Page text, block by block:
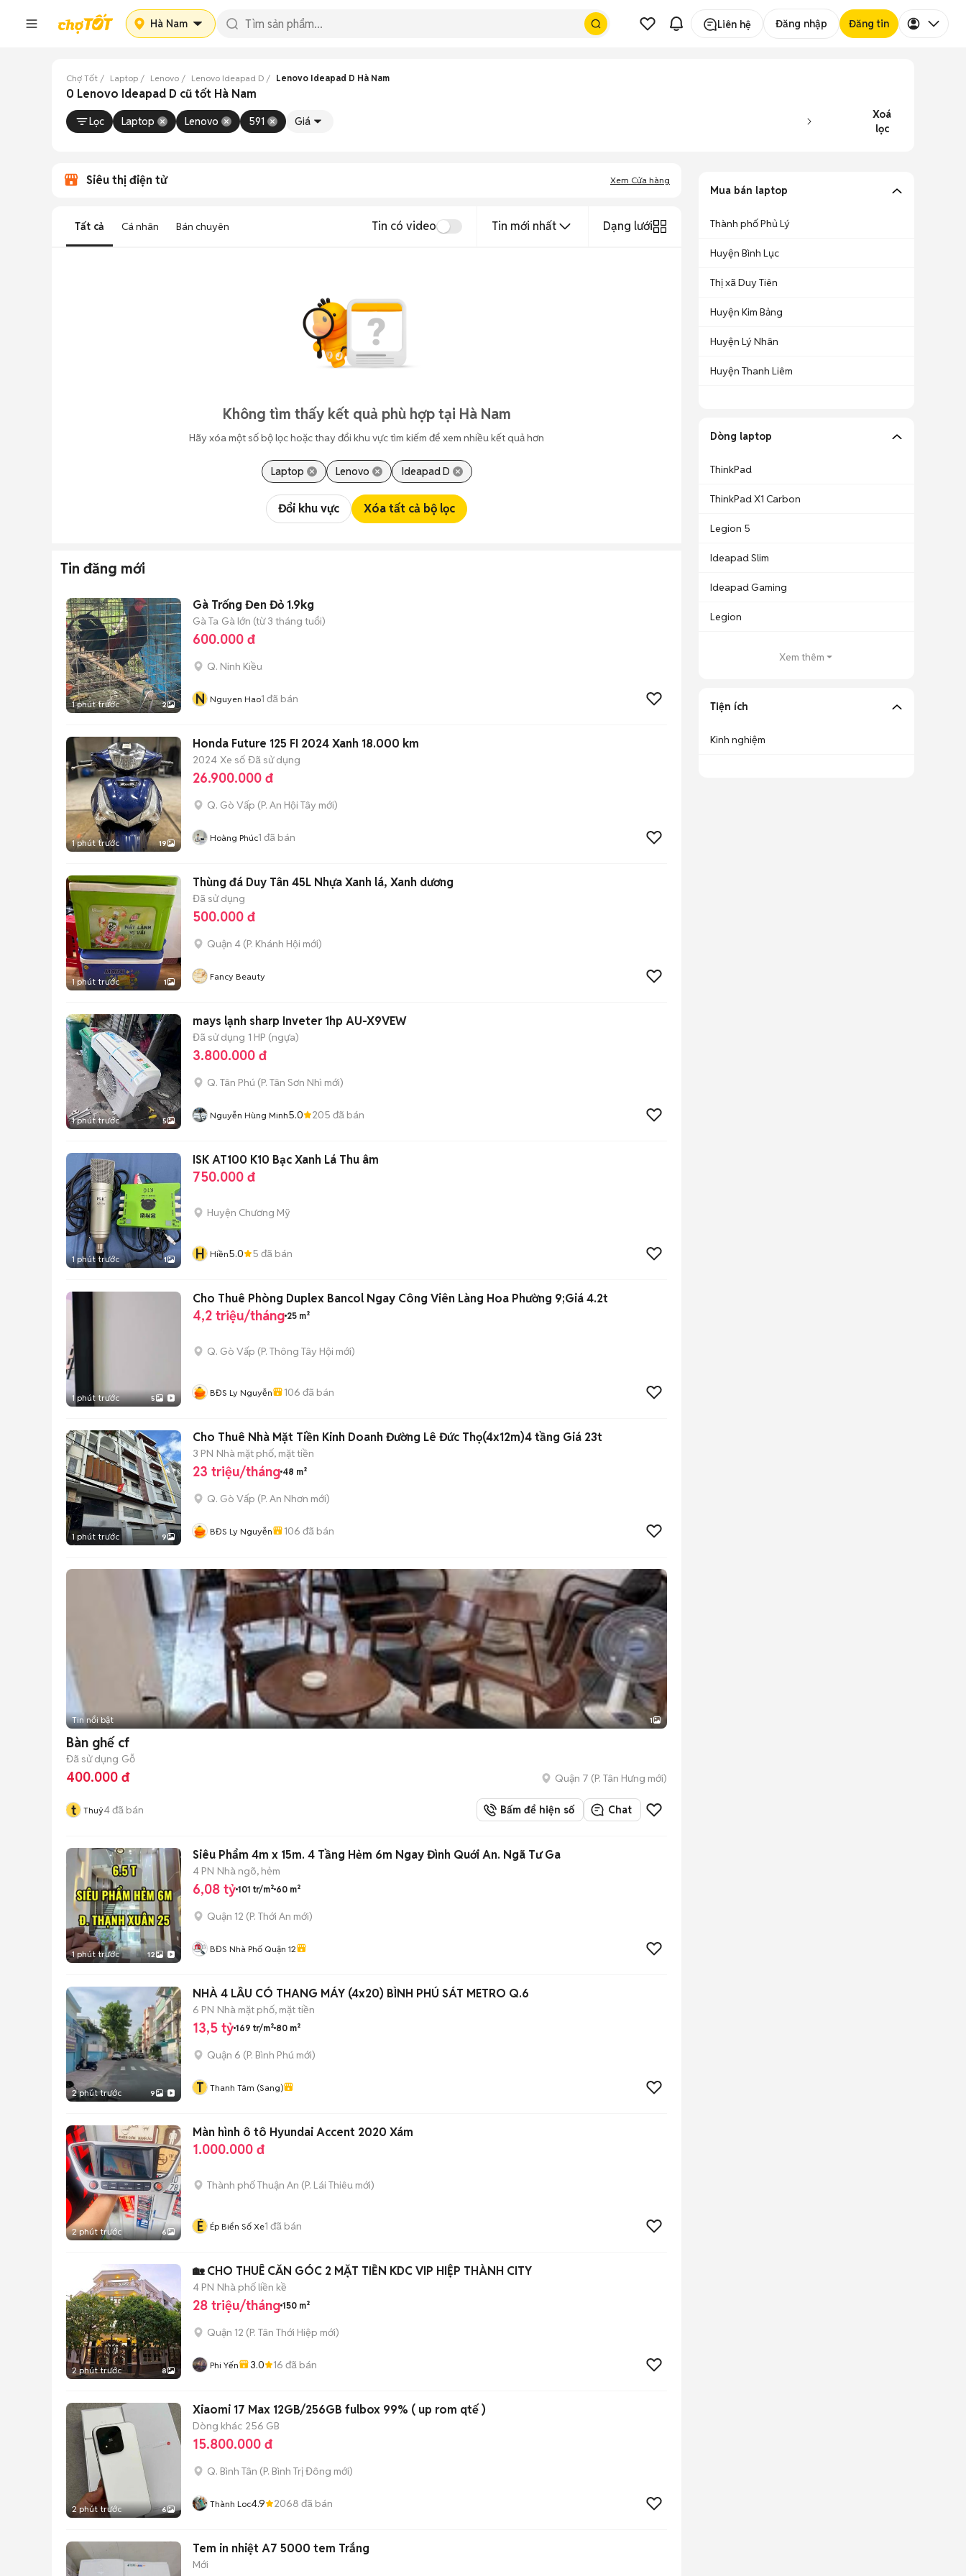
Hà Nam Liên hệ Đăng nhập Đăng tin
Chợ Tốt Laptop Lenovo Lenovo Ideapad D Lenovo Ideapad D Hà Nam
0 Lenovo Ideapad D cũ tốt Hà Nam
Lọc Laptop Lenovo 591 Giá
Xoá
lọc
Siêu thị điện tử Xem Cửa hàng
Tất cả Cá nhân Bán chuyên Tin có video Tin mới nhất Dạng lưới
Không tìm thấy kết quả phù hợp tại Hà Nam
Hãy xóa một số bộ lọc hoặc thay đổi khu vực tìm kiếm để xem nhiều kết quả hơn
Laptop Lenovo Ideapad D
Đổi khu vực Xóa tất cả bộ lọc
Tin đăng mới
1 phút trước 2
Gà Trống Đen Đỏ 1.9kg
Gà Ta Gà lớn (từ 3 tháng tuổi)
600.000 đ
Q. Ninh Kiều
N Nguyen Hao1 đã bán
1 phút trước 19
Honda Future 125 FI 2024 Xanh 18.000 km
2024 Xe số Đã sử dụng
26.900.000 đ
Q. Gò Vấp (P. An Hội Tây mới)
Hoàng Phúc1 đã bán
1 phút trước 1
Thùng đá Duy Tân 45L Nhựa Xanh lá, Xanh dương
Đã sử dụng
500.000 đ
Quận 4 (P. Khánh Hội mới)
Fancy Beauty
1 phút trước 5
mays lạnh sharp Inveter 1hp AU-X9VEW
Đã sử dụng 1 HP (ngựa)
3.800.000 đ
Q. Tân Phú (P. Tân Sơn Nhì mới)
Nguyễn Hùng Minh5.0 205 đã bán
1 phút trước 1
ISK AT100 K10 Bạc Xanh Lá Thu âm
750.000 đ
Huyện Chương Mỹ
H Hiền5.0 5 đã bán
1 phút trước 5
Cho Thuê Phòng Duplex Bancol Ngay Công Viên Làng Hoa Phường 9;Giá 4.2t
4,2 triệu/tháng 25 m²
Q. Gò Vấp (P. Thông Tây Hội mới)
BĐS Ly Nguyễn 106 đã bán
1 phút trước 9
Cho Thuê Nhà Mặt Tiền Kinh Doanh Đường Lê Đức Thọ(4x12m)4 tầng Giá 23t
3 PN Nhà mặt phố, mặt tiền
23 triệu/tháng 48 m²
Q. Gò Vấp (P. An Nhơn mới)
BĐS Ly Nguyễn 106 đã bán
Tin nổi bật 1
Bàn ghế cf
Đã sử dụng Gỗ
400.000 đ Quận 7 (P. Tân Hưng mới)
t Thuỷ4đã bán Bấm để hiện số Chat
1 phút trước 12
Siêu Phẩm 4m x 15m. 4 Tầng Hẻm 6m Ngay Đình Quới An. Ngã Tư Ga
4 PN Nhà ngõ, hẻm
6,08 tỷ 101 tr/m² 60 m²
Quận 12 (P. Thới An mới)
BĐS Nhà Phố Quận 12
2 phút trước 9
NHÀ 4 LẦU CÓ THANG MÁY (4x20) BÌNH PHÚ SÁT METRO Q.6
6 PN Nhà mặt phố, mặt tiền
13,5 tỷ 169 tr/m² 80 m²
Quận 6 (P. Bình Phú mới)
T Thanh Tâm (Sang)
2 phút trước 6
Màn hình ô tô Hyundai Accent 2020 Xám
1.000.000 đ
Thành phố Thuận An (P. Lái Thiêu mới)
É Ép Biển Số Xe1 đã bán
2 phút trước 8
🏡 CHO THUÊ CĂN GÓC 2 MẶT TIỀN KDC VIP HIỆP THÀNH CITY
4 PN Nhà phố liền kề
28 triệu/tháng 150 m²
Quận 12 (P. Tân Thới Hiệp mới)
Phi Yến 3.0 16 đã bán
2 phút trước 6
Xiaomi 17 Max 12GB/256GB fulbox 99% ( up rom qtế )
Dòng khác 256 GB
15.800.000 đ
Q. Bình Tân (P. Bình Trị Đông mới)
Thành Loc4.9 2068 đã bán
Tem in nhiệt A7 5000 tem Trắng
Mới
Mua bán laptop
Thành phố Phủ Lý
Huyện Bình Lục
Thị xã Duy Tiên
Huyện Kim Bảng
Huyện Lý Nhân
Huyện Thanh Liêm
Dòng laptop
ThinkPad
ThinkPad X1 Carbon
Legion 5
Ideapad Slim
Ideapad Gaming
Legion
Xem thêm
Tiện ích
Kinh nghiệm